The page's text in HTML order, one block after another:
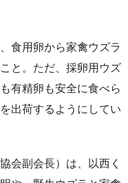
食用卵から家禽ウズラ
と。ただ、採卵用ウズ
有精卵も安全に食べら
出荷するようにしてい
会副会長）は、以西く